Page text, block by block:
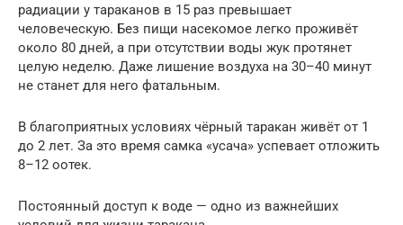
радиации у тараканов в 15 раз превышает
человеческую. Без пищи насекомое легко проживёт
около 80 дней, а при отсутствии воды жук протянет
целую неделю. Даже лишение воздуха на 30–40 минут
не станет для него фатальным.
В благоприятных условиях чёрный таракан живёт от 1
до 2 лет. За это время самка «усача» успевает отложить
8–12 оотек.
Постоянный доступ к воде — одно из важнейших